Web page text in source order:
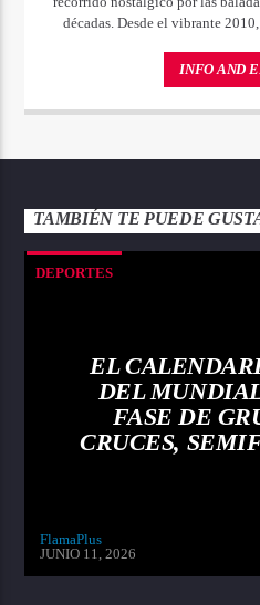
décadas. Desde el vibrante
INFO AND
TAMBIÉN TE PUEDE
DEPORTES
EL
DEL
FASE DE
CRUCES,
FlamaPlus
JUNIO 11, 2026